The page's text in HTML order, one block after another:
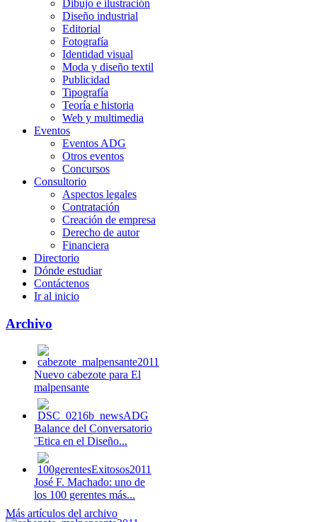
Dibujo e ilustración
Diseño industrial
Editorial
Fotografía
Identidad visual
Moda y diseño textil
Publicidad
Tipografía
Teoría e historia
Web y multimedia
Eventos
Eventos ADG
Otros eventos
Concursos
Consultorio
Aspectos legales
Contratación
Creación de empresa
Derecho de autor
Financiera
Directorio
Dónde estudiar
Contáctenos
Ir al inicio
Archivo
Nuevo cabezote para El
malpensante
Balance del Conversatorio
¨Etica en el Diseño...
José F. Machado: uno de
los 100 gerentes más...
Más artículos del archivo